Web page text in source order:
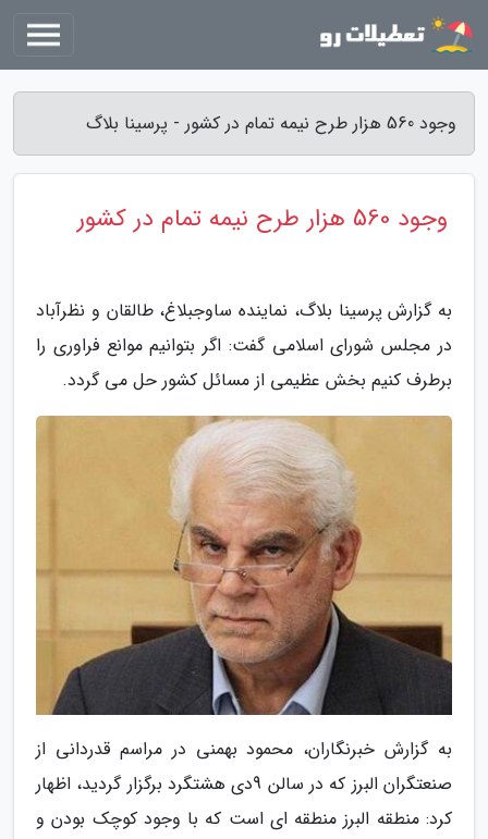
وجود 560 هزار طرح نیمه تمام در کشور - پرسینا بلاگ
وجود 560 هزار طرح نیمه تمام در کشور
به گزارش پرسینا بلاگ، نماینده ساوجبلاغ، طالقان و نظرآباد
در مجلس شورای اسلامی گفت: اگر بتوانیم موانع فراوری را
برطرف کنیم بخش عظیمی از مسائل کشور حل می گردد.
به گزارش خبرنگاران، محمود بهمنی در مراسم قدردانی از
صنعتگران البرز که در سالن 9دی هشتگرد برگزار گردید، اظهار
کرد: منطقه البرز منطقه ای است که با وجود کوچک بودن و